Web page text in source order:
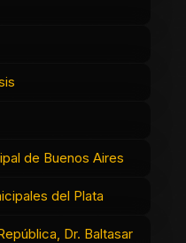
de Buenos Aires
del Plata
Dr. Baltasar